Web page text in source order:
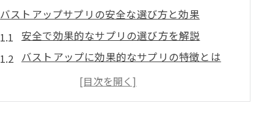
バストアップサプリの安全な選び方と効果
安全で効果的なサプリの選び方を解説
バストアップに効果的なサプリの特徴とは
サプリで胸は大きくなるのか、真実を検証
口コミで評判の良いバストアップサプリとは